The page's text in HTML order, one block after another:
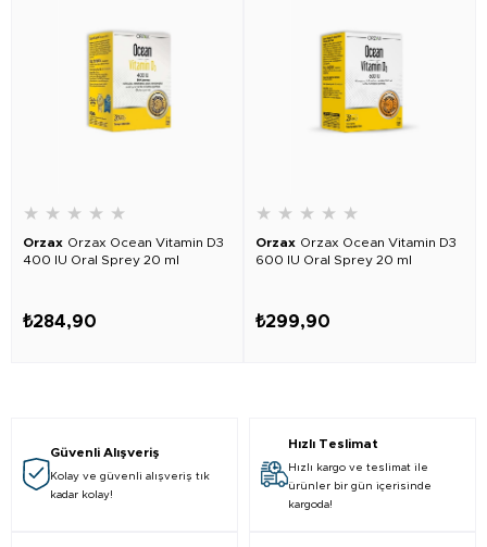
★ ★ ★ ★ ★
Orzax Orzax Ocean Vitamin D3
400 IU Oral Sprey 20 ml
₺284,90
★ ★ ★ ★ ★
Orzax Orzax Ocean Vitamin D3
600 IU Oral Sprey 20 ml
₺299,90
Güvenli Alışveriş
Kolay ve güvenli alışveriş tık
kadar kolay!
Hızlı Teslimat
Hızlı kargo ve teslimat ile
ürünler bir gün içerisinde
kargoda!